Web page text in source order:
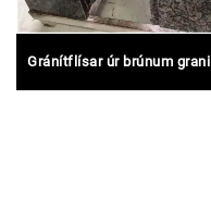
Gránítflísar úr brúnum grani